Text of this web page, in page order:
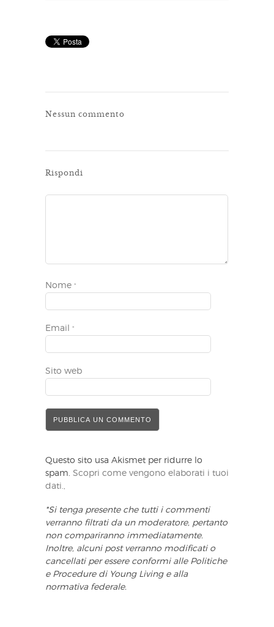
Nessun commento
Rispondi
Nome *
Email *
Sito web
Questo sito usa Akismet per ridurre lo
spam. Scopri come vengono elaborati i tuoi
dati.,
*Si tenga presente che tutti i commenti
verranno filtrati da un moderatore, pertanto
non compariranno immediatamente.
Inoltre, alcuni post verranno modificati o
cancellati per essere conformi alle Politiche
e Procedure di Young Living e alla
normativa federale.